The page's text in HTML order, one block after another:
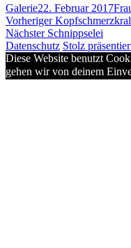
Format
GalerieVeröffentlicht
am
22. Februar 2017
Vorheriger Vorheriger
Beitrag:
Nächster Nächster
Beitrag:
Schnippselei
Datenschutz Stolz
Diese Website benutzt
gehen wir von deinem